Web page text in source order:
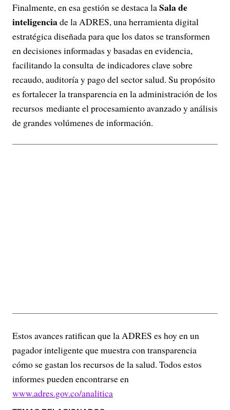
Finalmente, en esa gestión se destaca laSala de
inteligenciade la ADRES, una herramienta digital
estratégica diseñada para que los datos se transformen
en decisiones informadas y basadas en evidencia,
facilitando la consulta de indicadores clave sobre
recaudo, auditoría y pago del sector salud. Su propósito
es fortalecer la transparencia en la administración de los
recursos mediante el procesamiento avanzado y análisis
de grandes volúmenes de información.
Estos avances ratifican que la ADRES es hoy en un
pagador inteligente que muestra con transparencia
cómo se gastan los recursos de la salud. Todos estos
informes pueden encontrarse en
www.adres.gov.co/analitica